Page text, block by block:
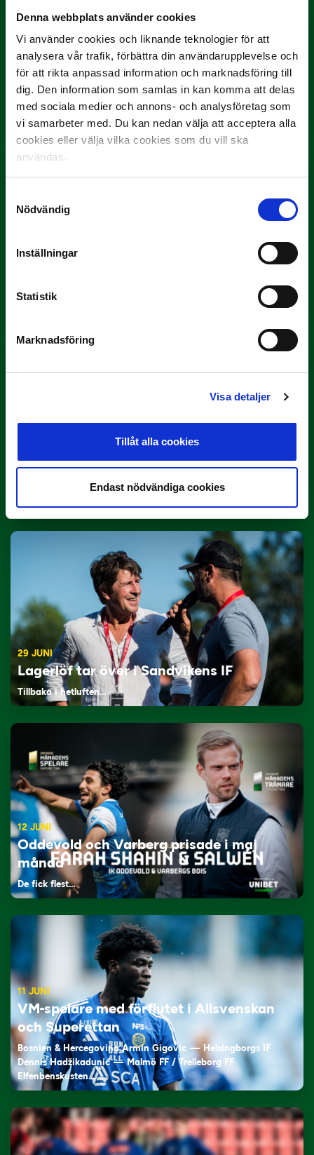
Denna webbplats använder cookies
Vi använder cookies och liknande teknologier för att
analysera vår trafik, förbättra din användarupplevelse och
för att rikta anpassad information och marknadsföring till
dig. Den information som samlas in kan komma att delas
med sociala medier och annons- och analysföretag som
vi samarbeter med. Du kan nedan välja att acceptera alla
cookies eller välja vilka cookies som du vill ska
användas.
Nödvändig
Inställningar
Statistik
Marknadsföring
Visa detaljer
Tillåt alla cookies
Endast nödvändiga cookies
9 JULI
Han gjorde Månadens Mål i juni: ”En
projektil”
3 JULI
29 JUNI
Lagerlöf tar över i Sandvikens IF
Tillbaka i hetluften…
12 JUNI
Oddevold och Varberg prisade i maj
månad
De fick flest…
11 JUNI
VM-spelare med förflutet i Allsvenskan
och Superettan
Bosnien & Hercegovina Armin Gigovic — Helsingborgs IF
Dennis Hadžikadunić — Malmö FF / Trelleborg FF
Elfenbenskusten…